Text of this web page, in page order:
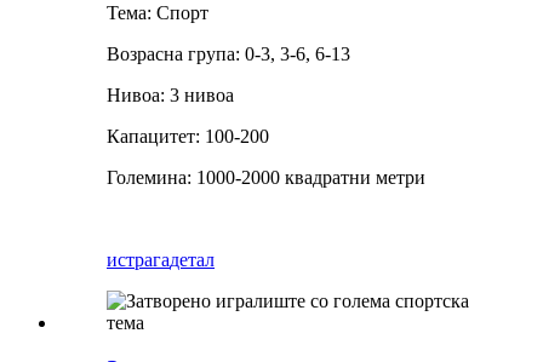
Тема: Спорт
Возрасна група: 0-3, 3-6, 6-13
Нивоа: 3 нивоа
Капацитет: 100-200
Големина: 1000-2000 квадратни метри
истрагадетал